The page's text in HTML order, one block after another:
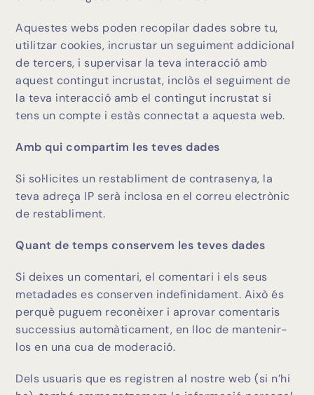
Aquestes webs poden recopilar dades sobre tu,
utilitzar cookies, incrustar un seguiment addicional
de tercers, i supervisar la teva interacció amb
aquest contingut incrustat, inclòs el seguiment de
la teva interacció amb el contingut incrustat si
tens un compte i estàs connectat a aquesta web.
Amb qui compartim les teves dades
Si sol·licites un restabliment de contrasenya, la
teva adreça IP serà inclosa en el correu electrònic
de restabliment.
Quant de temps conservem les teves dades
Si deixes un comentari, el comentari i els seus
metadades es conserven indefinidament. Això és
perquè puguem reconèixer i aprovar comentaris
successius automàticament, en lloc de mantenir-
los en una cua de moderació.
Dels usuaris que es registren al nostre web (si n’hi